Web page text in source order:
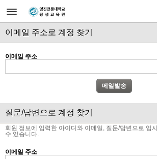
이메일 주소로 계정 찾기
이메일 주소
질문/답변으로 계정 찾기
회원 정보에 입력한 아이디와 이메일, 질문/답변으로 임
수 있습니다.
이메일 주소